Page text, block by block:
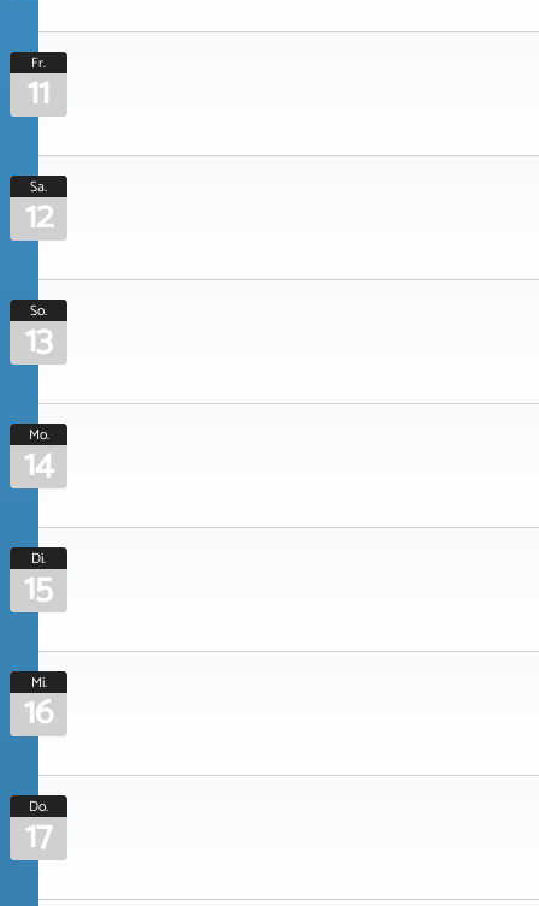
Fr.
11
Sa.
12
So.
13
Mo.
14
Di.
15
Mi.
16
Do.
17